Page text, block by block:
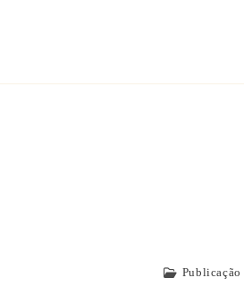
Publicação